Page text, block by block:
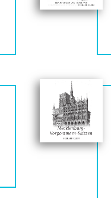
hinzufügen
Warenkorb hinzufügen
hinzufügen